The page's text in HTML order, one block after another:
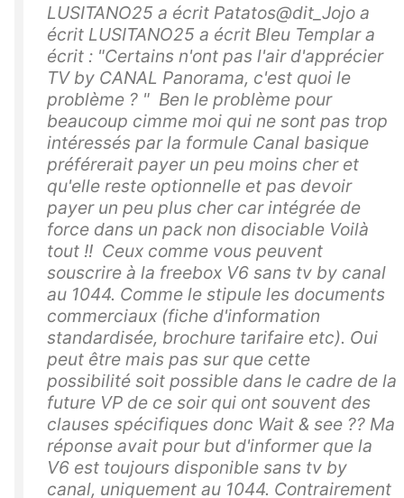
LUSITANO25 a écrit Patatos@dit_Jojo a
écrit LUSITANO25 a écrit Bleu Templar a
écrit : "Certains n'ont pas l'air d'apprécier
TV by CANAL Panorama, c'est quoi le
problème ? " Ben le problème pour
beaucoup cimme moi qui ne sont pas trop
intéressés par la formule Canal basique
préférerait payer un peu moins cher et
qu'elle reste optionnelle et pas devoir
payer un peu plus cher car intégrée de
force dans un pack non disociable Voilà
tout !! Ceux comme vous peuvent
souscrire à la freebox V6 sans tv by canal
au 1044. Comme le stipule les documents
commerciaux (fiche d'information
standardisée, brochure tarifaire etc). Oui
peut être mais pas sur que cette
possibilité soit possible dans le cadre de la
future VP de ce soir qui ont souvent des
clauses spécifiques donc Wait & see ?? Ma
réponse avait pour but d'informer que la
V6 est toujours disponible sans tv by
canal, uniquement au 1044. Contrairement